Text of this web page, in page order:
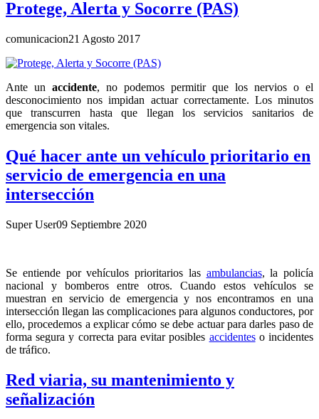
Protege, Alerta y Socorre (PAS)
comunicacion21 Agosto 2017
Ante un accidente, no podemos permitir que los nervios o el
desconocimiento nos impidan actuar correctamente. Los minutos
que transcurren hasta que llegan los servicios sanitarios de
emergencia son vitales.
Qué hacer ante un vehículo prioritario en
servicio de emergencia en una
intersección
Super User09 Septiembre 2020
Se entiende por vehículos prioritarios las ambulancias, la policía
nacional y bomberos entre otros. Cuando estos vehículos se
muestran en servicio de emergencia y nos encontramos en una
intersección llegan las complicaciones para algunos conductores, por
ello, procedemos a explicar cómo se debe actuar para darles paso de
forma segura y correcta para evitar posibles accidenteso incidentes
de tráfico.
Red viaria, su mantenimiento y
señalización